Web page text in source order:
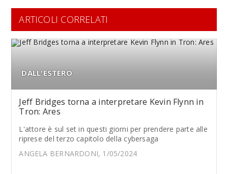
ARTICOLI CORRELATI
DALL'ESTERO
Jeff Bridges torna a interpretare Kevin Flynn in
Tron: Ares
L'attore è sul set in questi giorni per prendere parte alle
riprese del terzo capitolo della cybersaga
ANGELA BERNARDONI, 1/05/2024